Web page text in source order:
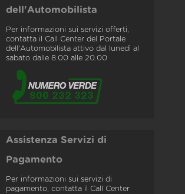
dell'Automobilista
Per informazioni sui servizi offerti,
contatta il Call Center del Portale
dell'Automobilista attivo dal lunedì al
sabato dalle 8.00 alle 20.00
Assistenza Servizi di
Pagamento
Per informazioni sui servizi di
pagamento, contatta il Call Center